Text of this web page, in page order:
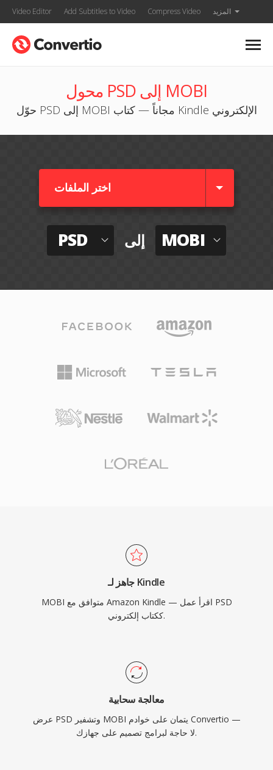
Video Editor Add Subtitles to Video Compress Video المزيد
محول PSD إلى MOBI
حوّل PSD إلى MOBI مجاناً — كتاب Kindle الإلكتروني
اختر الملفات
PSD إلى MOBI
جاهز لـ Kindle
MOBI متوافق مع Amazon Kindle — اقرأ عمل PSD
ككتاب إلكتروني.
معالجة سحابية
عرض PSD وتشفير MOBI يتمان على خوادم Convertio —
لا حاجة لبرامج تصميم على جهازك.